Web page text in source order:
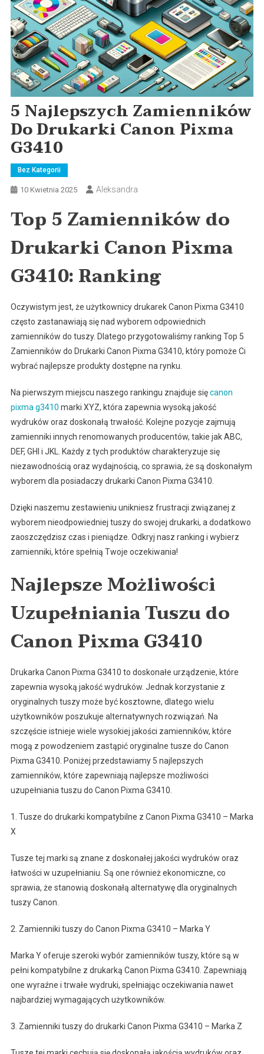
5 Najlepszych Zamienników
Do Drukarki Canon Pixma
G3410
Bez Kategorii
10 Kwietnia 2025 Aleksandra
Top 5 Zamienników do
Drukarki Canon Pixma
G3410: Ranking
Oczywistym jest, że użytkownicy drukarek Canon Pixma G3410
często zastanawiają się nad wyborem odpowiednich
zamienników do tuszy. Dlatego przygotowaliśmy ranking Top 5
Zamienników do Drukarki Canon Pixma G3410, który pomoże Ci
wybrać najlepsze produkty dostępne na rynku.
Na pierwszym miejscu naszego rankingu znajduje sięcanon
pixma g3410 marki XYZ, która zapewnia wysoką jakość
wydruków oraz doskonałą trwałość. Kolejne pozycje zajmują
zamienniki innych renomowanych producentów, takie jak ABC,
DEF, GHI i JKL. Każdy z tych produktów charakteryzuje się
niezawodnością oraz wydajnością, co sprawia, że są doskonałym
wyborem dla posiadaczy drukarki Canon Pixma G3410.
Dzięki naszemu zestawieniu unikniesz frustracji związanej z
wyborem nieodpowiedniej tuszy do swojej drukarki, a dodatkowo
zaoszczędzisz czas i pieniądze. Odkryj nasz ranking i wybierz
zamienniki, które spełnią Twoje oczekiwania!
Najlepsze Możliwości
Uzupełniania Tuszu do
Canon Pixma G3410
Drukarka Canon Pixma G3410 to doskonałe urządzenie, które
zapewnia wysoką jakość wydruków. Jednak korzystanie z
oryginalnych tuszy może być kosztowne, dlatego wielu
użytkowników poszukuje alternatywnych rozwiązań. Na
szczęście istnieje wiele wysokiej jakości zamienników, które
mogą z powodzeniem zastąpić oryginalne tusze do Canon
Pixma G3410. Poniżej przedstawiamy 5 najlepszych
zamienników, które zapewniają najlepsze możliwości
uzupełniania tuszu do Canon Pixma G3410.
1. Tusze do drukarki kompatybilne z Canon Pixma G3410 – Marka
X
Tusze tej marki są znane z doskonałej jakości wydruków oraz
łatwości w uzupełnianiu. Są one również ekonomiczne, co
sprawia, że stanowią doskonałą alternatywę dla oryginalnych
tuszy Canon.
2. Zamienniki tuszy do Canon Pixma G3410 – Marka Y
Marka Y oferuje szeroki wybór zamienników tuszy, które są w
pełni kompatybilne z drukarką Canon Pixma G3410. Zapewniają
one wyraźne i trwałe wydruki, spełniając oczekiwania nawet
najbardziej wymagających użytkowników.
3. Zamienniki tuszy do drukarki Canon Pixma G3410 – Marka Z